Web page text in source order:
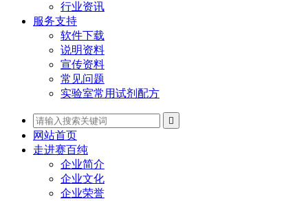
行业资讯
服务支持
软件下载
说明资料
宣传资料
常见问题
实验室常用试剂配方

网站首页
走进赛百纯
企业简介
企业文化
企业荣誉